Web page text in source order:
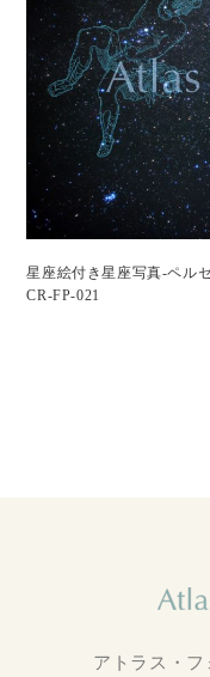
星座絵付き星座写真-ペル
CR-FP-021
アトラス・フ